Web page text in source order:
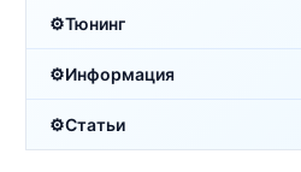
Тюнинг
Информация
Статьи